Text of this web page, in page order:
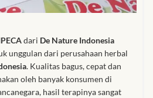
dari De Nature Indonesia
unggulan dari perusahaan herbal
. Kualitas bagus, cepat dan
oleh banyak konsumen di
hasil terapinya sangat